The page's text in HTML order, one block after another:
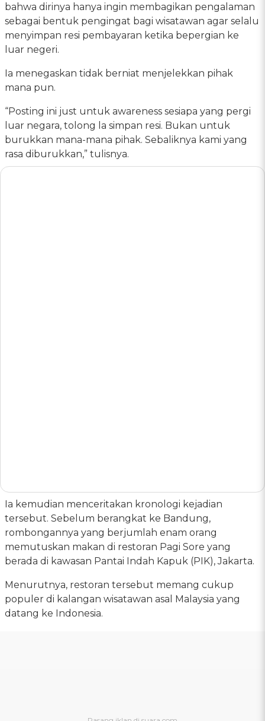
bahwa dirinya hanya ingin membagikan pengalaman
sebagai bentuk pengingat bagi wisatawan agar selalu
menyimpan resi pembayaran ketika bepergian ke
luar negeri.
Ia menegaskan tidak berniat menjelekkan pihak
mana pun.
“Posting ini just untuk awareness sesiapa yang pergi
luar negara, tolong la simpan resi. Bukan untuk
burukkan mana-mana pihak. Sebaliknya kami yang
rasa diburukkan,” tulisnya.
Ia kemudian menceritakan kronologi kejadian
tersebut. Sebelum berangkat ke Bandung,
rombongannya yang berjumlah enam orang
memutuskan makan di restoran Pagi Sore yang
berada di kawasan Pantai Indah Kapuk (PIK), Jakarta.
Menurutnya, restoran tersebut memang cukup
populer di kalangan wisatawan asal Malaysia yang
datang ke Indonesia.